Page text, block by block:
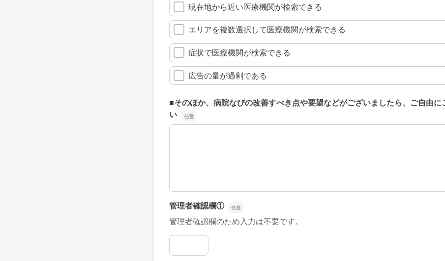
現在地から近い医療機関が検索できる
エリアを複数選択して医療機関が検索できる
症状で医療機関が検索できる
広告の量が過剰である
■そのほか、病院なびの改善すべき点や要望などがございましたら、ご自由に
い
■そのほか、病院なびの改善すべき点や要望などがございましたら、ご自由に
管理者確認欄①
管理者確認欄のため入力は不要です。
管理者確認欄①